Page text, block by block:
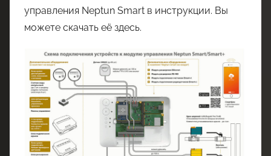
управления Neptun Smart в инструкции. Вы
можете скачать её здесь.